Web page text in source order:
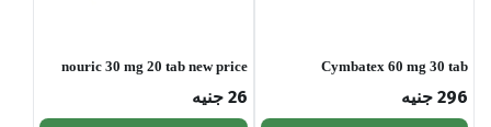
Cymbatex 60 mg 30 tab
296 جنيه
nouric 30 mg 20 tab new price
26 جنيه